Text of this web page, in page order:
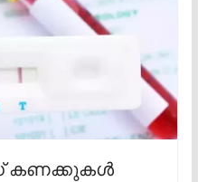
കണക്കുകൾ